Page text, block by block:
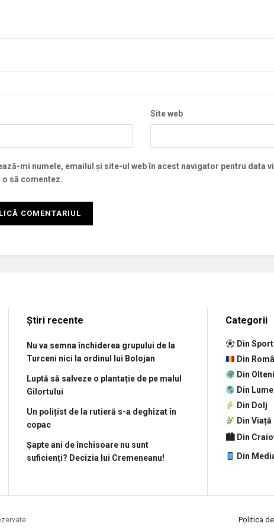
Site web
mi numele, emailul și site-ul web în acest navigator pentru data
o să comentez.
Știri recente
Nu va semna închiderea grupului de la
Turceni nici la ordinul lui Bolojan
Luptă să salveze o plantație de pe malul
Gilortului
Un polițist de la rutieră s-a deghizat în
copac
Șapte ani de închisoare nu sunt
suficienți? Decizia lui Cremeneanu!
Categorii
Din Sport
Din
Din
Din Lume
Din Dolj
Din Viață
🏙 Din
Din
Politica